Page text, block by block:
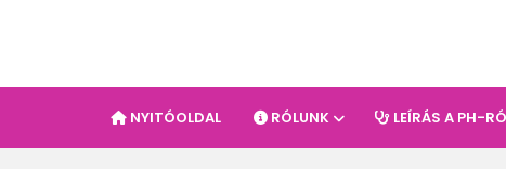
NYITÓOLDAL RÓLUNK LEÍRÁS A PH-